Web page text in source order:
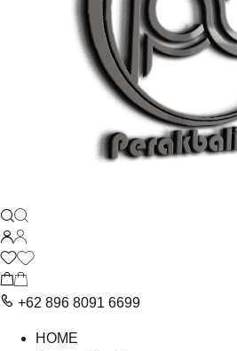
+62 896 8091 6699
HOME